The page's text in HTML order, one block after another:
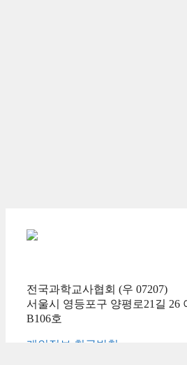
전국과학교사협회 (우 07207)
서울시 영등포구 양평로21길 26
B106호
개인정보 취급방침